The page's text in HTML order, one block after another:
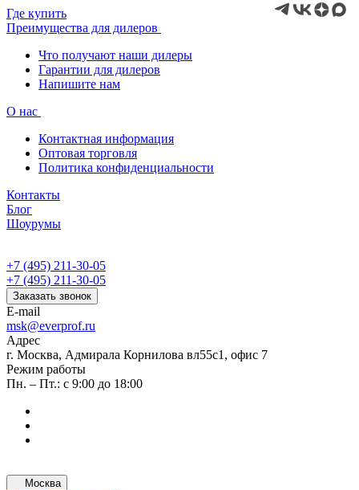
Где купить
Преимущества для дилеров
Что получают наши дилеры
Гарантии для дилеров
Напишите нам
О нас
Контактная информация
Оптовая торговля
Политика конфиденциальности
Контакты
Блог
Шоурумы
+7 (495) 211-30-05
+7 (495) 211-30-05
Заказать звонок
E-mail
msk@everprof.ru
Адрес
г. Москва, Адмирала Корнилова вл55с1, офис 7
Режим работы
Пн. – Пт.: с 9:00 до 18:00
Москва